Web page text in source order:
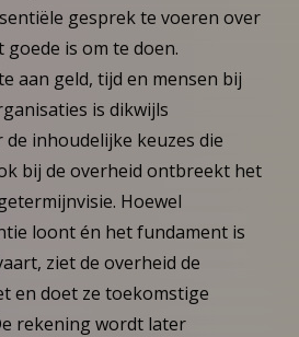
gesprek te voeren over
is om te doen.
aan geld, tijd en mensen bij
is dikwijls
inhoudelijke keuzes die
bij de overheid ontbreekt het
Hoewel
loont én het fundament is
ziet de overheid de
en doet ze toekomstige
rekening wordt later